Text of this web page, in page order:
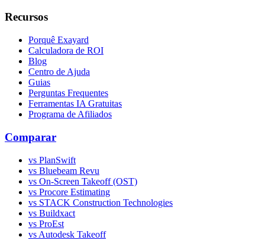
Recursos
Porquê Exayard
Calculadora de ROI
Blog
Centro de Ajuda
Guias
Perguntas Frequentes
Ferramentas IA Gratuitas
Programa de Afiliados
Comparar
vs PlanSwift
vs Bluebeam Revu
vs On-Screen Takeoff (OST)
vs Procore Estimating
vs STACK Construction Technologies
vs Buildxact
vs ProEst
vs Autodesk Takeoff